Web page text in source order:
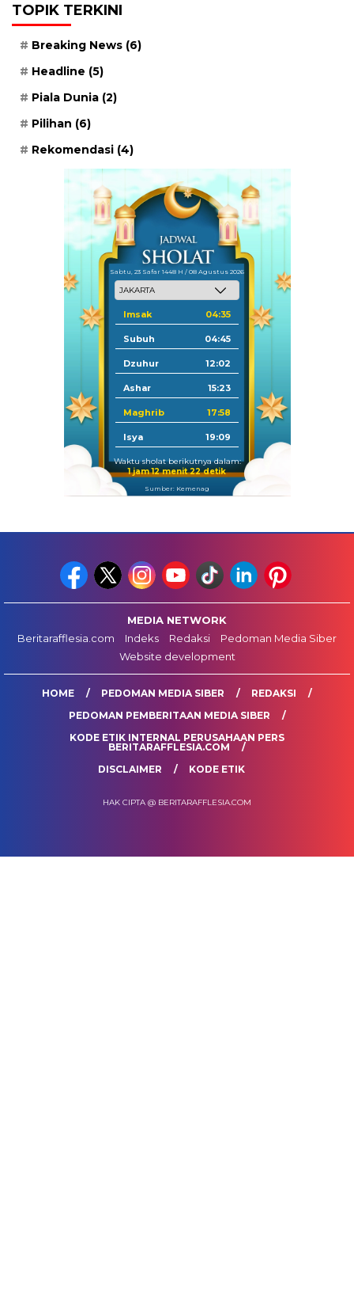
TOPIK TERKINI
Breaking News (6)
Headline (5)
Piala Dunia (2)
Pilihan (6)
Rekomendasi (4)
Sabtu, 23 Safar 1448 H / 08 Agustus 2026
Imsak 04:35
Subuh 04:45
Dzuhur 12:02
Ashar 15:23
Maghrib 17:58
Isya 19:09
Waktu sholat berikutnya dalam:
1 jam 12 menit 21 detik
Sumber: Kemenag
MEDIA NETWORK
Beritarafflesia.com
Indeks Redaksi
Pedoman Media Siber
Website development
HOME PEDOMAN MEDIA SIBER
REDAKSI
PEDOMAN PEMBERITAAN MEDIA SIBER
KODE ETIK INTERNAL PERUSAHAAN PERS
BERITARAFFLESIA.COM
DISCLAIMER
KODE ETIK
HAK CIPTA @ BERITARAFFLESIA.COM